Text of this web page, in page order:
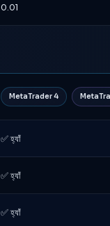
0.01
MetaTrader 4
✅ হ্যাঁ
✅ হ্যাঁ
✅ হ্যাঁ